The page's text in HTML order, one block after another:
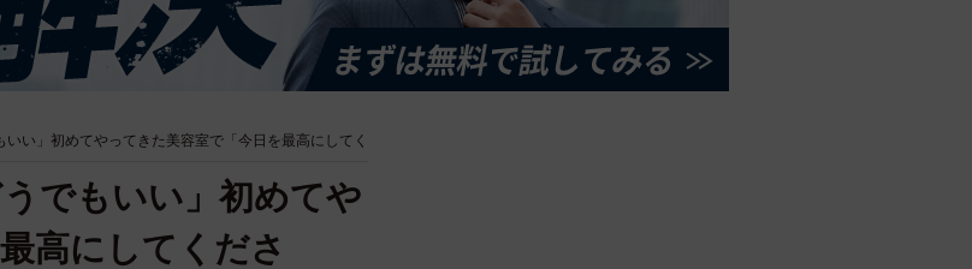
いい」初めてやってきた美容室で「今日を最高にしてく
でもいい」初めてや
高にしてくださ